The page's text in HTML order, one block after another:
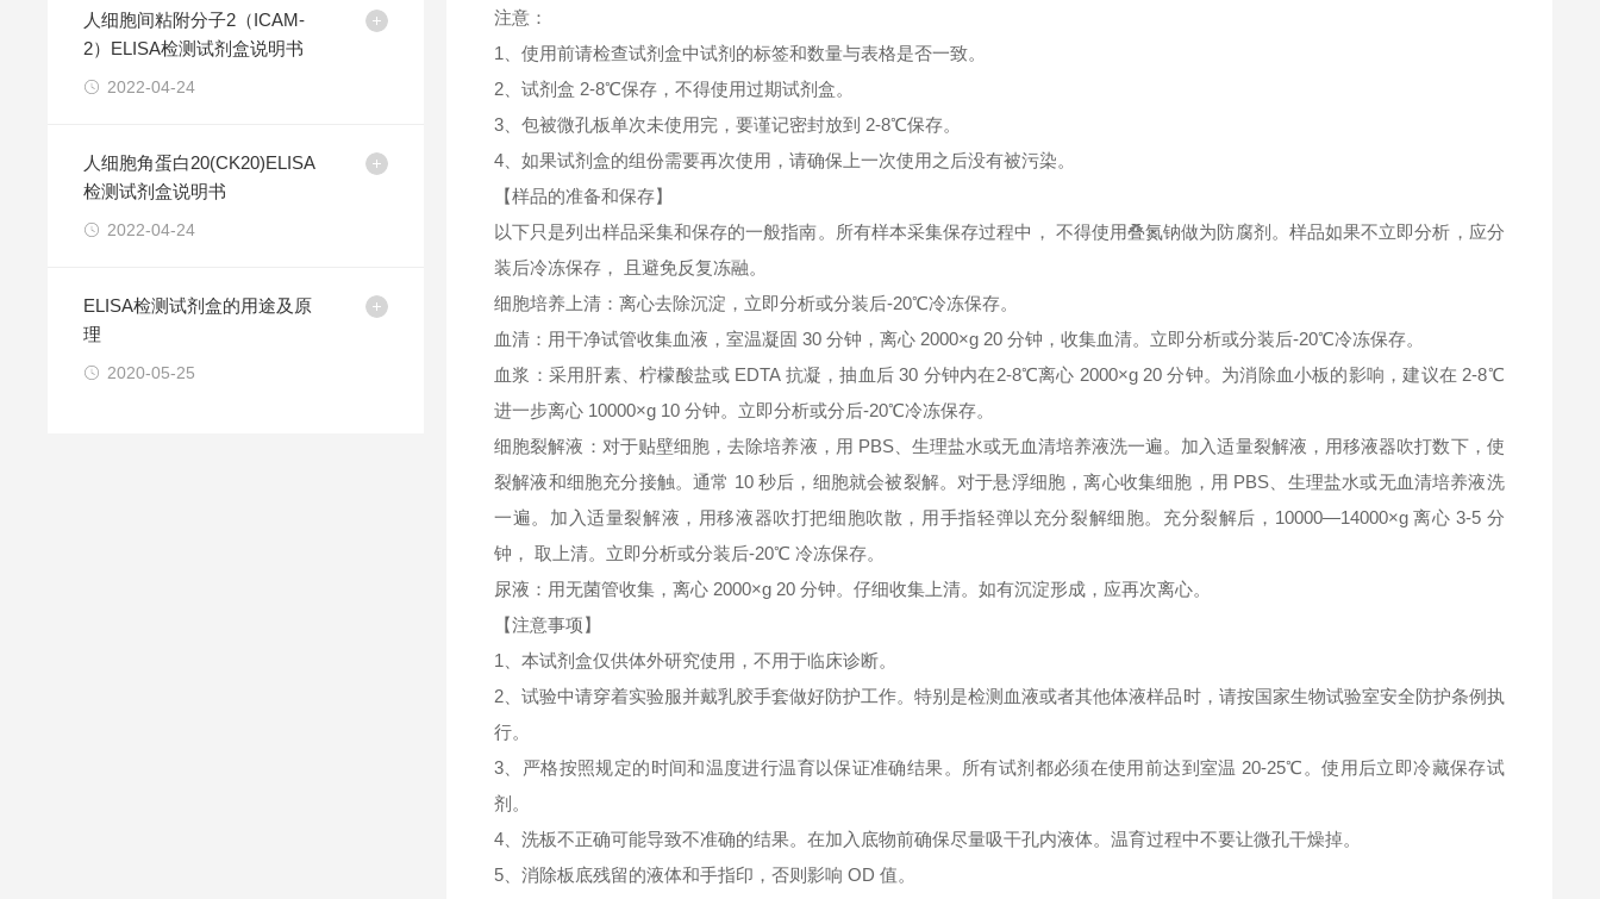
人细胞间粘附分子2（ICAM-
2）ELISA检测试剂盒说明书
2022-04-24
人细胞角蛋白20(CK20)ELISA
检测试剂盒说明书
2022-04-24
ELISA检测试剂盒的用途及原
理
2020-05-25
注意：
1、使用前请检查试剂盒中试剂的标签和数量与表格是否一致。
2、试剂盒 2-8℃保存，不得使用过期试剂盒。
3、包被微孔板单次未使用完，要谨记密封放到 2-8℃保存。
4、如果试剂盒的组份需要再次使用，请确保上一次使用之后没有被污染。
【样品的准备和保存】
以下只是列出样品采集和保存的一般指南。所有样本采集保存过程中， 不得使用叠氮钠做为防腐剂。样品如果不立即分析，应分
装后冷冻保存， 且避免反复冻融。
细胞培养上清：离心去除沉淀，立即分析或分装后-20℃冷冻保存。
血清：用干净试管收集血液，室温凝固 30 分钟，离心 2000×g 20 分钟，收集血清。立即分析或分装后-20℃冷冻保存。
血浆：采用肝素、柠檬酸盐或 EDTA 抗凝，抽血后 30 分钟内在2-8℃离心 2000×g 20 分钟。为消除血小板的影响，建议在 2-8℃
进一步离心 10000×g 10 分钟。立即分析或分后-20℃冷冻保存。
细胞裂解液：对于贴壁细胞，去除培养液，用 PBS、生理盐水或无血清培养液洗一遍。加入适量裂解液，用移液器吹打数下，使
裂解液和细胞充分接触。通常 10 秒后，细胞就会被裂解。对于悬浮细胞，离心收集细胞，用 PBS、生理盐水或无血清培养液洗
一遍。加入适量裂解液，用移液器吹打把细胞吹散，用手指轻弹以充分裂解细胞。充分裂解后，10000—14000×g 离心 3-5 分
钟， 取上清。立即分析或分装后-20℃ 冷冻保存。
尿液：用无菌管收集，离心 2000×g 20 分钟。仔细收集上清。如有沉淀形成，应再次离心。
【注意事项】
1、本试剂盒仅供体外研究使用，不用于临床诊断。
2、试验中请穿着实验服并戴乳胶手套做好防护工作。特别是检测血液或者其他体液样品时，请按国家生物试验室安全防护条例执
行。
3、严格按照规定的时间和温度进行温育以保证准确结果。所有试剂都必须在使用前达到室温 20-25℃。使用后立即冷藏保存试
剂。
4、洗板不正确可能导致不准确的结果。在加入底物前确保尽量吸干孔内液体。温育过程中不要让微孔干燥掉。
5、消除板底残留的液体和手指印，否则影响 OD 值。